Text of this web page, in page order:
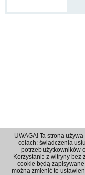
Regulamin|
© 2001 - 2026 OPI
UWAGA! Ta strona
celach: świadczenia
potrzeb użytkowników
Korzystanie z witryny bez
cookie będą
można zmienić te